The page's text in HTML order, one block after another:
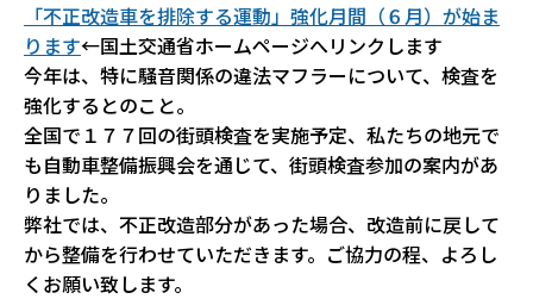
「不正改造車を排除する運動」強化月間（６月）が始ま
ります←国土交通省ホームページへリンクします
今年は、特に騒音関係の違法マフラーについて、検査を
強化するとのこと。
全国で１７７回の街頭検査を実施予定、私たちの地元で
も自動車整備振興会を通じて、街頭検査参加の案内があ
りました。
弊社では、不正改造部分があった場合、改造前に戻して
から整備を行わせていただきます。ご協力の程、よろし
くお願い致します。